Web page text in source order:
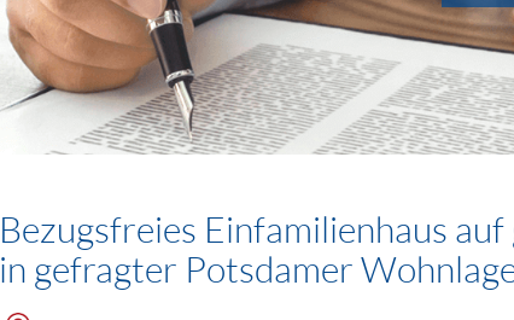
Bezugsfreies Einfamilienhaus
in gefragter Potsdamer